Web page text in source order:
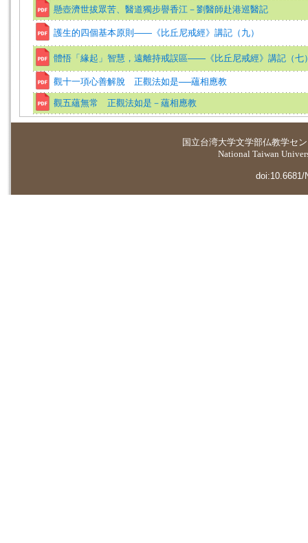
懸壺濟世拔眾苦、醫道獨步譽香江－劉醫師赴港巡醫記
護生的四個基本原則——《比丘尼戒經》講記（九）
體悟「緣起」智慧，遠離持戒誤區——《比丘尼戒經》講記（七
觀十一項心善解脫 正觀法如是──蘊相應教
觀五蘊無常 正觀法如是－蘊相應教
国立台湾大学文学部仏教学セ
National Taiwan
doi:10.6681/